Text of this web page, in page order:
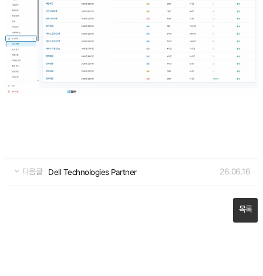
다음글 Dell Technologies Partner 26.06.16
목록